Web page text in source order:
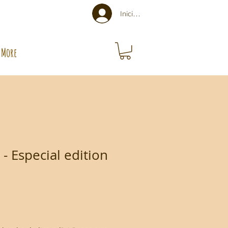
Iniciar sesión
More
Especial edition